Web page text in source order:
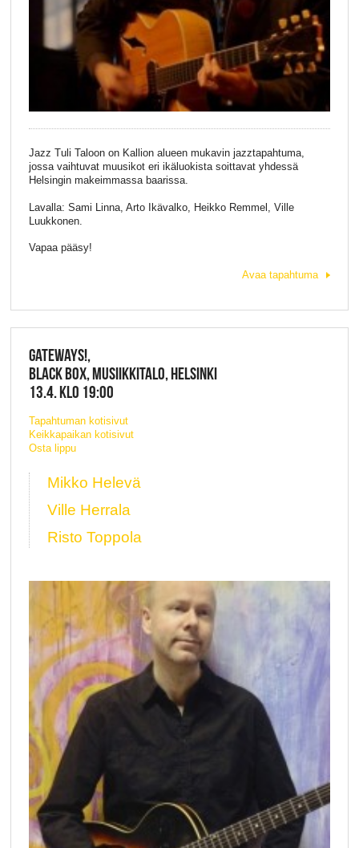
Jazz Tuli Taloon on Kallion alueen mukavin jazztapahtuma,
jossa vaihtuvat muusikot eri ikäluokista soittavat yhdessä
Helsingin makeimmassa baarissa.
Lavalla: Sami Linna, Arto Ikävalko, Heikko Remmel, Ville
Luukkonen.
Vapaa pääsy!
Avaa tapahtuma
GATEWAYS!,
BLACK BOX, MUSIIKKITALO, HELSINKI
13.4. KLO 19:00
Tapahtuman kotisivut
Keikkapaikan kotisivut
Osta lippu
Mikko Helevä
Ville Herrala
Risto Toppola